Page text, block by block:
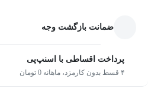
ضمانت بازگشت وجه
پرداخت اقساطی با اسنپ‌پی
۴ قسط بدون کارمزد، ماهانه 0 تومان